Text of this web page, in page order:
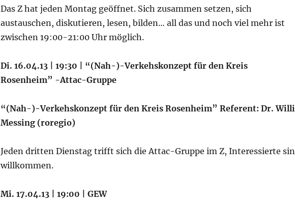
Das Z hat jeden Montag geöffnet. Sich zusammen setzen, sich
austauschen, diskutieren, lesen, bilden… all das und noch viel mehr ist
zwischen 19:00-21:00 Uhr möglich.
Di. 16.04.13 | 19:30 | “(Nah-)-Verkehskonzept für den Kreis
Rosenheim” -Attac-Gruppe
“(Nah-)-Verkehskonzept für den Kreis Rosenheim” Referent: Dr. Willi
Messing (roregio)
Jeden dritten Dienstag trifft sich die Attac-Gruppe im Z, Interessierte
willkommen.
Mi. 17.04.13 | 19:00 | GEW